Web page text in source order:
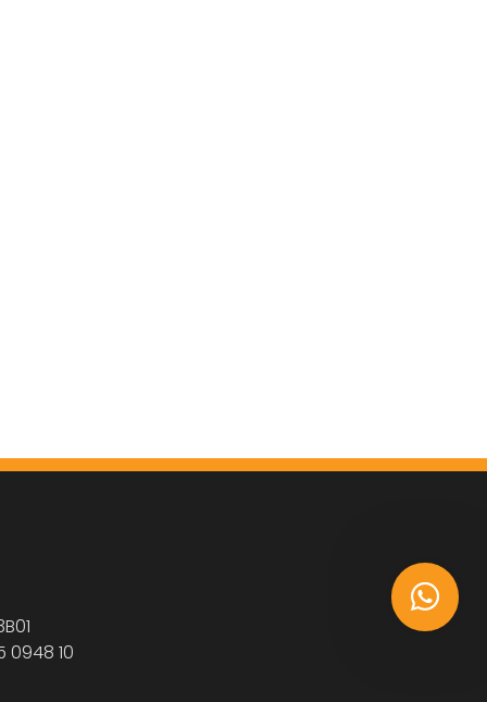
0948 10